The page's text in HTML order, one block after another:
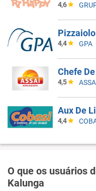
4,6
4,4 GPA
Chefe
4,5
Aux De
4,4
O que os usuários
Kalunga